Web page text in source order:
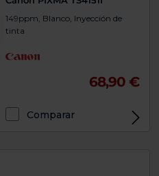
149ppm, Blanco, Inyección de
tinta
68,90 €
Comparar